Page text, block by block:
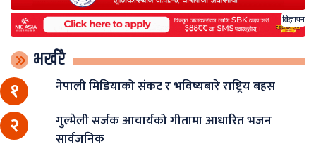
विज्ञापन
भर्खरै
१ नेपाली मिडियाको संकट र भविष्यबारे राष्ट्रिय बहस
२
गुल्मेली सर्जक आचार्यको गीतामा आधारित भजन
सार्वजनिक